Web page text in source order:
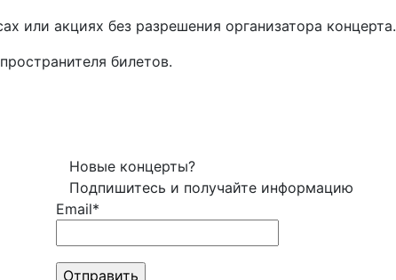
или акциях без разрешения организатора концерта.
билетов.
Новые концерты?
Подпишитесь и получайте информацию
Email*